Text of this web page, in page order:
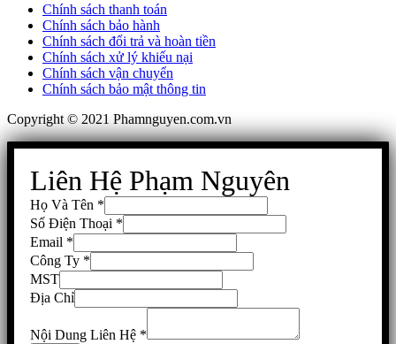
Chính sách thanh toán
Chính sách bảo hành
Chính sách đổi trả và hoàn tiền
Chính sách xử lý khiếu nại
Chính sách vận chuyển
Chính sách bảo mật thông tin
Copyright © 2021 Phamnguyen.com.vn
Liên Hệ Phạm Nguyên
Họ Và Tên *
Số Điện Thoại *
Email *
Công Ty *
MST
Địa Chỉ
Nội Dung Liên Hệ *